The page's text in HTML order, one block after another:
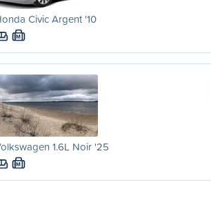
Civic Argent '10
M
1.6L Noir '25
M